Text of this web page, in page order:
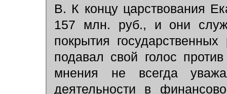
В. К концу царствования
157 млн. руб., и они
покрытия
подавал свой голос
мнения не всегда
деятельности в